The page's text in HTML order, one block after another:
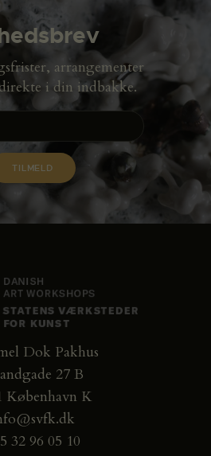
arrangementer
i din indbakke.
Dok Pakhus
27 B
København K
32 96 05 10